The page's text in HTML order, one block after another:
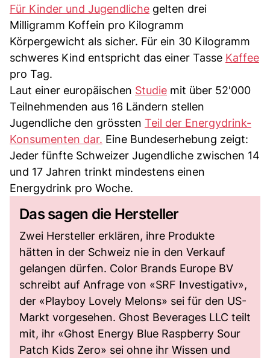
Für Kinder und Jugendliche gelten drei
Milligramm Koffein pro Kilogramm
Körpergewicht als sicher. Für ein 30 Kilogramm
schweres Kind entspricht das einer Tasse Kaffee
pro Tag.
Laut einer europäischen Studie mit über 52'000
Teilnehmenden aus 16 Ländern stellen
Jugendliche den grössten Teil der Energydrink-
Konsumenten dar. Eine Bundeserhebung zeigt:
Jeder fünfte Schweizer Jugendliche zwischen 14
und 17 Jahren trinkt mindestens einen
Energydrink pro Woche.
Das sagen die Hersteller
Zwei Hersteller erklären, ihre Produkte
hätten in der Schweiz nie in den Verkauf
gelangen dürfen. Color Brands Europe BV
schreibt auf Anfrage von «SRF Investigativ»,
der «Playboy Lovely Melons» sei für den US-
Markt vorgesehen. Ghost Beverages LLC teilt
mit, ihr «Ghost Energy Blue Raspberry Sour
Patch Kids Zero» sei ohne ihr Wissen und